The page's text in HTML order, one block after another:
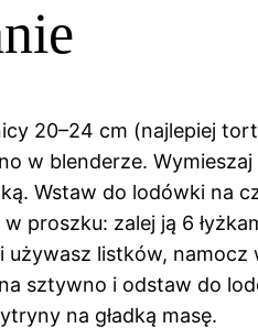
20–24 cm (najlepiej
w blenderze.
Wstaw do lodówki na
proszku: zalej ją 6
używasz listków,
sztywno i odstaw do
na gładką masę.